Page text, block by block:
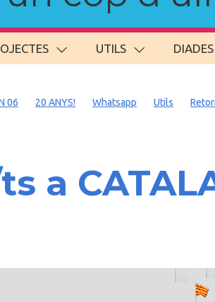
UTILS DIADES
06 20 ANYS! Whatsapp Utils
a